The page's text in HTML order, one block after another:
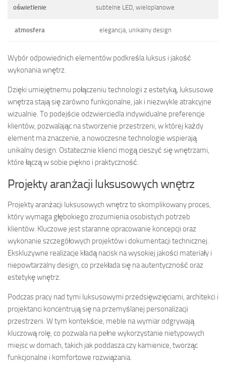
oświetlenie subtelne LED, wieloplanowe
atmosfera elegancja, unikalny design
Wybór odpowiednich elementów podkreśla luksus i jakość
wykonania wnętrz.
Dzięki umiejętnemu połączeniu technologii z estetyką, luksusowe
wnętrza stają się zarówno funkcjonalne, jak i niezwykle atrakcyjne
wizualnie. To podejście odzwierciedla indywidualne preferencje
klientów, pozwalając na stworzenie przestrzeni, w której każdy
element ma znaczenie, a nowoczesne technologie wspierają
unikalny design. Ostatecznie klienci mogą cieszyć się wnętrzami,
które łączą w sobie piękno i praktyczność.
Projekty aranżacji luksusowych wnętrz
Projekty aranżacji luksusowych wnętrz to skomplikowany proces,
który wymaga głębokiego zrozumienia osobistych potrzeb
klientów. Kluczowe jest staranne opracowanie koncepcji oraz
wykonanie szczegółowych projektów i dokumentacji technicznej.
Ekskluzywne realizacje kładą nacisk na wysokiej jakości materiały i
niepowtarzalny design, co przekłada się na autentyczność oraz
estetykę wnętrz.
Podczas pracy nad tymi luksusowymi przedsięwzięciami, architekci i
projektanci koncentrują się na przemyślanej personalizacji
przestrzeni. W tym kontekście, meble na wymiar odgrywają
kluczową rolę, co pozwala na pełne wykorzystanie nietypowych
miejsc w domach, takich jak poddasza czy kamienice, tworząc
funkcjonalne i komfortowe rozwiązania.